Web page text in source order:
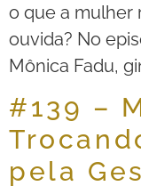
o que a mulher
ouvida? No
Mônica Fadu,
#139 –
pela